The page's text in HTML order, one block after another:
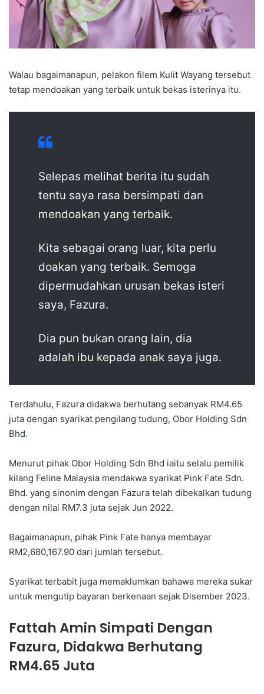
Walau bagaimanapun, pelakon filem Kulit Wayang tersebut
tetap mendoakan yang terbaik untuk bekas isterinya itu.
Selepas melihat berita itu sudah
tentu saya rasa bersimpati dan
mendoakan yang terbaik.
Kita sebagai orang luar, kita perlu
doakan yang terbaik. Semoga
dipermudahkan urusan bekas isteri
saya, Fazura.
Dia pun bukan orang lain, dia
adalah ibu kepada anak saya juga.
Terdahulu, Fazura didakwa berhutang sebanyak RM4.65
juta dengan syarikat pengilang tudung, Obor Holding Sdn
Bhd.
Menurut pihak Obor Holding Sdn Bhd iaitu selalu pemilik
kilang Feline Malaysia mendakwa syarikat Pink Fate Sdn.
Bhd. yang sinonim dengan Fazura telah dibekalkan tudung
dengan nilai RM7.3 juta sejak Jun 2022.
Bagaimanapun, pihak Pink Fate hanya membayar
RM2,680,167.90 dari jumlah tersebut.
Syarikat terbabit juga memaklumkan bahawa mereka sukar
untuk mengutip bayaran berkenaan sejak Disember 2023.
Fattah Amin Simpati Dengan
Fazura, Didakwa Berhutang
RM4.65 Juta